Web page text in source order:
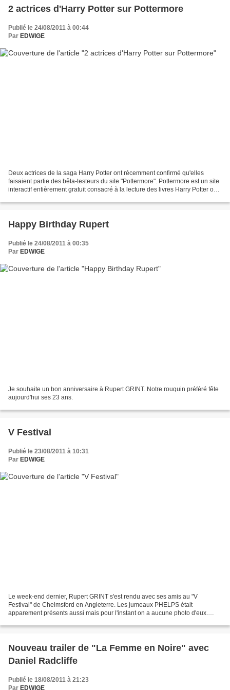
2 actrices d'Harry Potter sur Pottermore
Publié le 24/08/2011 à 00:44
Par EDWIGE
Deux actrices de la saga Harry Potter ont récemment confirmé qu'elles
faisaient partie des bêta-testeurs du site "Pottermore". Pottermore est un site
interactif entièrement gratuit consacré à la lecture des livres Harry Potter où
Happy Birthday Rupert
Publié le 24/08/2011 à 00:35
Par EDWIGE
Je souhaite un bon anniversaire à Rupert GRINT. Notre rouquin préféré fête
aujourd'hui ses 23 ans.
V Festival
Publié le 23/08/2011 à 10:31
Par EDWIGE
Le week-end dernier, Rupert GRINT s'est rendu avec ses amis au "V
Festival" de Chelmsford en Angleterre. Les jumeaux PHELPS était
apparement présents aussi mais pour l'instant on a aucune photo d'eux.
Nouveau trailer de "La Femme en Noire" avec
Daniel Radcliffe
Publié le 18/08/2011 à 21:23
Par EDWIGE